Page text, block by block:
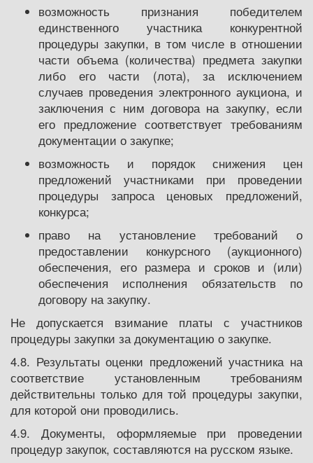
возможность признания победителем
единственного участника конкурентной
процедуры закупки, в том числе в отношении
части объема (количества) предмета закупки
либо его части (лота), за исключением
случаев проведения электронного аукциона, и
заключения с ним договора на закупку, если
его предложение соответствует требованиям
документации о закупке;
возможность и порядок снижения цен
предложений участниками при проведении
процедуры запроса ценовых предложений,
конкурса;
право на установление требований о
предоставлении конкурсного (аукционного)
обеспечения, его размера и сроков и (или)
обеспечения исполнения обязательств по
договору на закупку.
Не допускается взимание платы с участников
процедуры закупки за документацию о закупке.
4.8. Результаты оценки предложений участника на
соответствие установленным требованиям
действительны только для той процедуры закупки,
для которой они проводились.
4.9. Документы, оформляемые при проведении
процедур закупок, составляются на русском языке.